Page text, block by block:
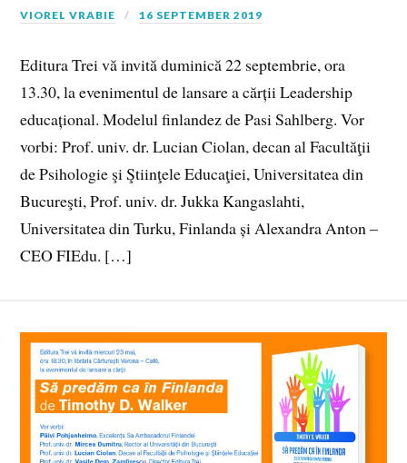
VIOREL VRABIE 16 SEPTEMBER 2019
Editura Trei vă invită duminică 22 septembrie, ora
13.30, la evenimentul de lansare a cărții Leadership
educațional. Modelul finlandez de Pasi Sahlberg. Vor
vorbi: Prof. univ. dr. Lucian Ciolan, decan al Facultăţii
de Psihologie şi Ştiinţele Educaţiei, Universitatea din
Bucureşti, Prof. univ. dr. Jukka Kangaslahti,
Universitatea din Turku, Finlanda și Alexandra Anton –
CEO FIEdu. […]